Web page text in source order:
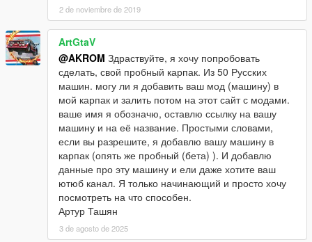
2 de noviembre de 2019
ArtGtaV
@AKROM Здраствуйте, я хочу попробовать
сделать, свой пробный карпак. Из 50 Русских
машин. могу ли я добавить ваш мод (машину) в
мой карпак и залить потом на этот сайт с модами.
ваше имя я обозначю, оставлю ссылку на вашу
машину и на её название. Простыми словами,
если вы разрешите, я добавлю вашу машину в
карпак (опять же пробный (бета) ). И добавлю
данные про эту машину и ели даже хотите ваш
ютюб канал. Я только начинающий и просто хочу
посмотреть на что способен.
Артур Ташян
3 de agosto de 2025